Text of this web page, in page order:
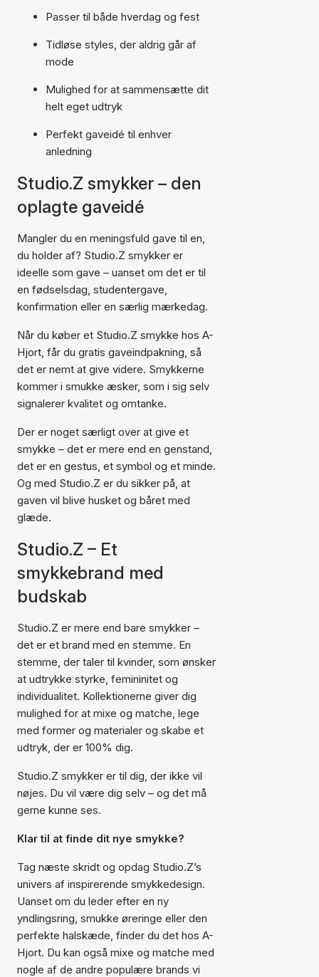
Passer til både hverdag og fest
Tidløse styles, der aldrig går af
mode
Mulighed for at sammensætte dit
helt eget udtryk
Perfekt gaveidé til enhver
anledning
Studio.Z smykker – den
oplagte gaveidé
Mangler du en meningsfuld gave til en,
du holder af? Studio.Z smykker er
ideelle som gave – uanset om det er til
en fødselsdag, studentergave,
konfirmation eller en særlig mærkedag.
Når du køber et Studio.Z smykke hos A-
Hjort, får du gratis gaveindpakning, så
det er nemt at give videre. Smykkerne
kommer i smukke æsker, som i sig selv
signalerer kvalitet og omtanke.
Der er noget særligt over at give et
smykke – det er mere end en genstand,
det er en gestus, et symbol og et minde.
Og med Studio.Z er du sikker på, at
gaven vil blive husket og båret med
glæde.
Studio.Z – Et
smykkebrand med
budskab
Studio.Z er mere end bare smykker –
det er et brand med en stemme. En
stemme, der taler til kvinder, som ønsker
at udtrykke styrke, femininitet og
individualitet. Kollektionerne giver dig
mulighed for at mixe og matche, lege
med former og materialer og skabe et
udtryk, der er 100% dig.
Studio.Z smykker er til dig, der ikke vil
nøjes. Du vil være dig selv – og det må
gerne kunne ses.
Klar til at finde dit nye smykke?
Tag næste skridt og opdag Studio.Z’s
univers af inspirerende smykkedesign.
Uanset om du leder efter en ny
yndlingsring, smukke øreringe eller den
perfekte halskæde, finder du det hos A-
Hjort. Du kan også mixe og matche med
nogle af de andre populære brands vi